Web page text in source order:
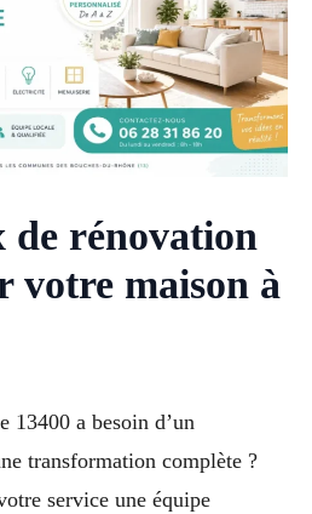
de rénovation
votre maison à
13400 a besoin d’un
transformation complète ?
service une équipe